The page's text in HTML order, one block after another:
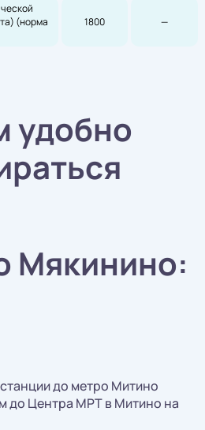
(норма
1800 —
удобно
Мякинино:
до метро Митино
до Центра МРТ в Митино на